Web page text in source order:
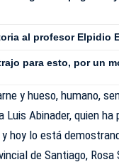
al profesor Elpidio
para esto, por un
y hueso, humano,
Abinader, quien
hoy lo está
de Santiago,